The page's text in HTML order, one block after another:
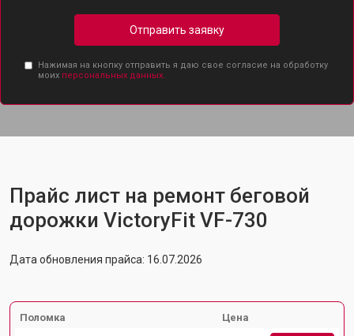
Отправить заявку
Нажимая на кнопку отправить я даю свое согласие на обработку
моих персональных данных.
Прайс лист на ремонт беговой
дорожки VictoryFit VF-730
Дата обновления прайса: 16.07.2026
Поломка Цена